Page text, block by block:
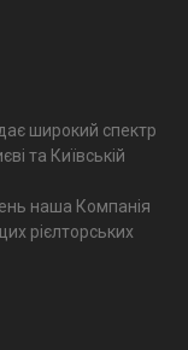
широкий спектр
та Київській
наша Компанія
рієлторських